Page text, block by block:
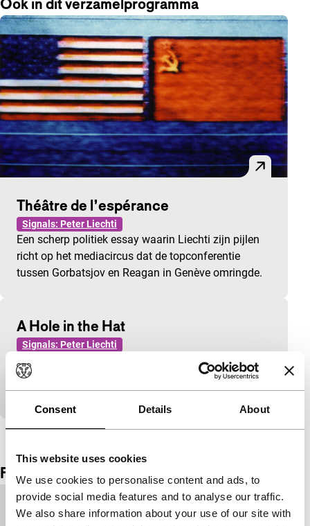
Consent Details About
This website uses cookies
We use cookies to personalise content and ads, to
provide social media features and to analyse our traffic.
We also share information about your use of our site with
Théâtre de l’espérance
Signals: Peter Liechti
Een scherp politiek essay waarin Liechti zijn pijlen
richt op het mediacircus dat de topconferentie
tussen Gorbatsjov en Reagan in Genève omringde.
A Hole in the Hat
Signals: Peter Liechti
Een film over de installatie Beuys’ Voice – A Hole in
the Hat (1987) in het Kunstmuseum St. Gallen
waarin Nam June Paik piano speelt…
Bekijk het hele programma
Film details
Productieland Zwitserland